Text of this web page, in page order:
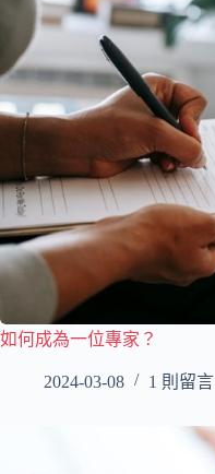
如何成為一位專家？
2024-03-08 1 則留言